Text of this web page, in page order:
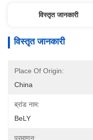
विस्तृत जानकारी
विस्तृत जानकारी
Place Of Origin:
China
ब्रांड नाम:
BeLY
प्रमाणन: